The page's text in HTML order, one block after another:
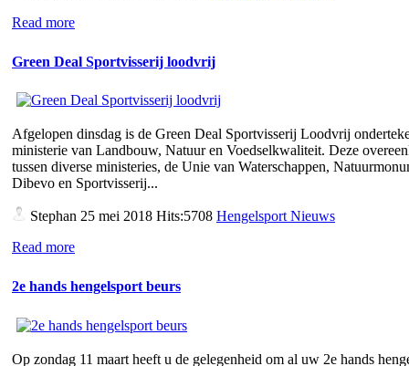
Read more
Green Deal Sportvisserij loodvrij
Afgelopen dinsdag is de Green Deal Sportvisserij Loodvrij
ministerie van Landbouw, Natuur en Voedselkwaliteit. Deze
tussen diverse ministeries, de Unie van Waterschappen,
Dibevo en Sportvisserij...
Stephan 25 mei 2018 Hits:5708 Hengelsport Nieuws
Read more
2e hands hengelsport beurs
Op zondag 11 maart heeft u de gelegenheid om al uw 2e hands